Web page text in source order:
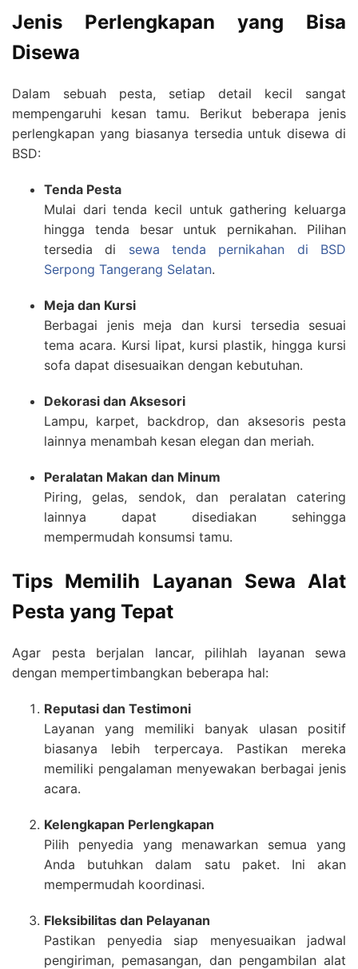
Jenis Perlengkapan yang Bisa
Disewa
Dalam sebuah pesta, setiap detail kecil sangat
mempengaruhi kesan tamu. Berikut beberapa jenis
perlengkapan yang biasanya tersedia untuk disewa di
BSD:
Tenda Pesta
Mulai dari tenda kecil untuk gathering keluarga
hingga tenda besar untuk pernikahan. Pilihan
tersedia di sewa tenda pernikahan di BSD
Serpong Tangerang Selatan.
Meja dan Kursi
Berbagai jenis meja dan kursi tersedia sesuai
tema acara. Kursi lipat, kursi plastik, hingga kursi
sofa dapat disesuaikan dengan kebutuhan.
Dekorasi dan Aksesori
Lampu, karpet, backdrop, dan aksesoris pesta
lainnya menambah kesan elegan dan meriah.
Peralatan Makan dan Minum
Piring, gelas, sendok, dan peralatan catering
lainnya dapat disediakan sehingga
mempermudah konsumsi tamu.
Tips Memilih Layanan Sewa Alat
Pesta yang Tepat
Agar pesta berjalan lancar, pilihlah layanan sewa
dengan mempertimbangkan beberapa hal:
Reputasi dan Testimoni
Layanan yang memiliki banyak ulasan positif
biasanya lebih terpercaya. Pastikan mereka
memiliki pengalaman menyewakan berbagai jenis
acara.
Kelengkapan Perlengkapan
Pilih penyedia yang menawarkan semua yang
Anda butuhkan dalam satu paket. Ini akan
mempermudah koordinasi.
Fleksibilitas dan Pelayanan
Pastikan penyedia siap menyesuaikan jadwal
pengiriman, pemasangan, dan pengambilan alat